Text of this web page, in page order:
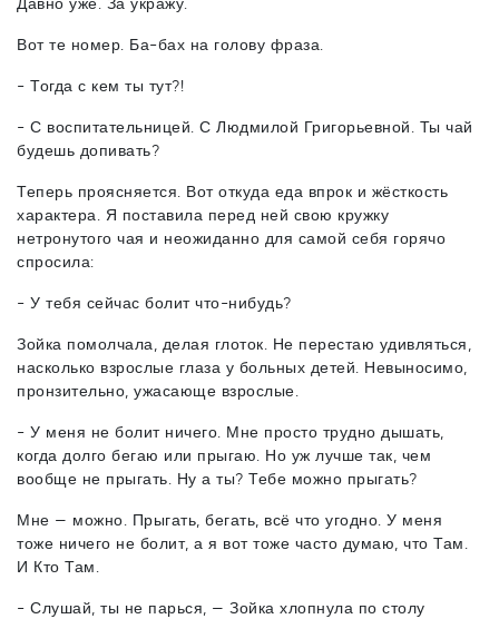
Давно уже. За укражу.
Вот те номер. Ба-бах на голову фраза.
- Тогда с кем ты тут?!
- С воспитательницей. С Людмилой Григорьевной. Ты чай
будешь допивать?
Теперь проясняется. Вот откуда еда впрок и жёсткость
характера. Я поставила перед ней свою кружку
нетронутого чая и неожиданно для самой себя горячо
спросила:
- У тебя сейчас болит что-нибудь?
Зойка помолчала, делая глоток. Не перестаю удивляться,
насколько взрослые глаза у больных детей. Невыносимо,
пронзительно, ужасающе взрослые.
- У меня не болит ничего. Мне просто трудно дышать,
когда долго бегаю или прыгаю. Но уж лучше так, чем
вообще не прыгать. Ну а ты? Тебе можно прыгать?
Мне — можно. Прыгать, бегать, всё что угодно. У меня
тоже ничего не болит, а я вот тоже часто думаю, что Там.
И Кто Там.
- Слушай, ты не парься, — Зойка хлопнула по столу